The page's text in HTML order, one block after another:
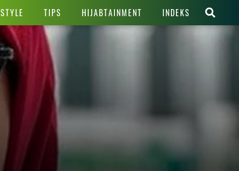
STYLE TIPS HIJABTAINMENT INDEKS